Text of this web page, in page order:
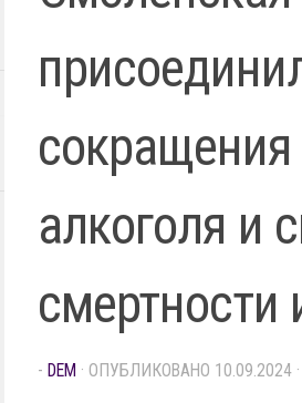
сокращения
алкоголя и
смертности
- DEM · ОПУБЛИКОВАНО 10.09.2024